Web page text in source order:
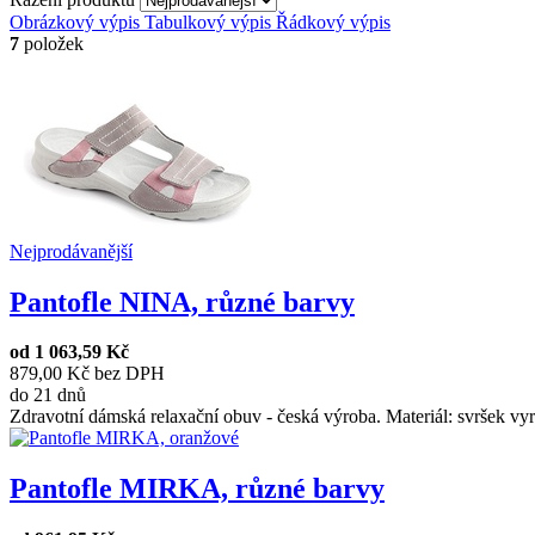
Obrázkový výpis Tabulkový výpis Řádkový výpis
7 položek
Nejprodávanější
Pantofle NINA, různé barvy
od 1 063,59 Kč
879,00 Kč bez DPH
do 21 dnů
Zdravotní dámská relaxační obuv - česká výroba. Materiál: svršek
Pantofle MIRKA, různé barvy